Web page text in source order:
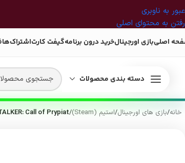
عبور به ناوبری
رفتن به محتوای اصلی
اصلیبازی اورجینالخرید درون برنامهگیفت کارتاشتراک‌ها
دسته بندی محصولات
خانه/بازی های اورجینال/استیم (Steam) /
Call of Prypiat